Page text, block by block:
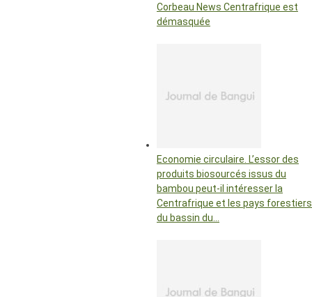
Corbeau News Centrafrique est
démasquée
Economie circulaire. L’essor des
produits biosourcés issus du
bambou peut-il intéresser la
Centrafrique et les pays forestiers
du bassin du…